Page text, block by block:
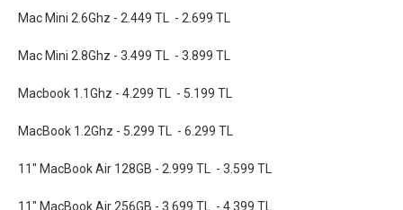
Mac Mini 2.6Ghz - 2.449 TL - 2.699 TL
Mac Mini 2.8Ghz - 3.499 TL - 3.899 TL
Macbook 1.1Ghz - 4.299 TL - 5.199 TL
MacBook 1.2Ghz - 5.299 TL - 6.299 TL
11" MacBook Air 128GB - 2.999 TL - 3.599 TL
11" MacBook Air 256GB - 3.699 TL - 4.399 TL